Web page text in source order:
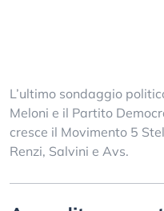
L’ultimo sondaggio
Meloni e il Partito
cresce il Movimento 5
Renzi, Salvini e Avs.